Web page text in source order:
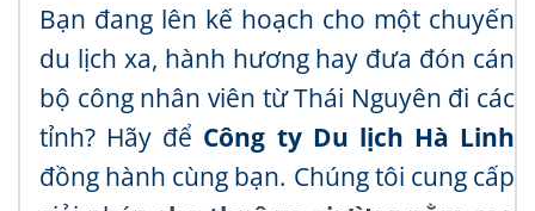
Bạn đang lên kế hoạch cho một chuyến
du lịch xa, hành hương hay đưa đón cán
bộ công nhân viên từ Thái Nguyên đi các
tỉnh? Hãy để Công ty Du lịch Hà Linh
đồng hành cùng bạn. Chúng tôi cung cấp